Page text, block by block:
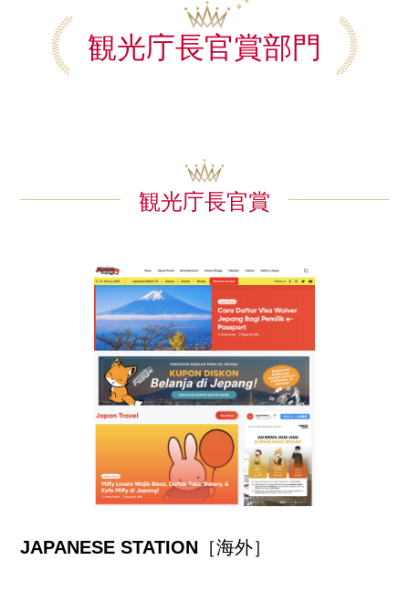
観光庁長官賞部門
観光庁長官賞
JAPANESE STATION ［海外］